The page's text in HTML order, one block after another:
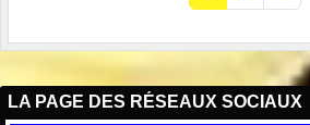
LA PAGE DES RÉSEAUX SOCIAUX